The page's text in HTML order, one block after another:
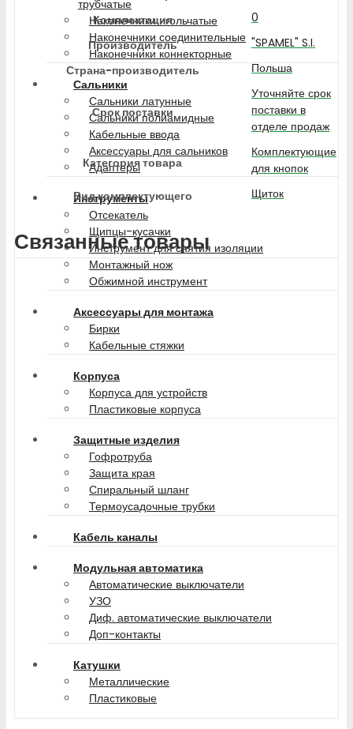
трубчатые
Наконечники игольчатые
Наконечники соединительные
Наконечники коннекторные
Сальники
Сальники латунные
Сальники полиамидные
Кабельные ввода
Аксессуары для сальников
Адаптеры
Инструменты
Отсекатель
Щипцы-кусачки
Инструмент для снятия изоляции
Монтажный нож
Обжимной инструмент
Аксессуары для монтажа
Бирки
Кабельные стяжки
Корпуса
Корпуса для устройств
Пластиковые корпуса
Защитные изделия
Гофротруба
Защита края
Спиральный шланг
Термоусадочные трубки
Кабель каналы
Модульная автоматика
Автоматические выключатели
УЗО
Диф. автоматические выключатели
Доп-контакты
Катушки
Металлические
Пластиковые
Комплектация
0
Производитель
"SPAMEL" S.I.
Страна-производитель
Польша
Срок поставки
Уточняйте срок
поставки в
отделе продаж
Категория товара
Комплектующие
для кнопок
Вид комплектующего
Щиток
Связанные товары